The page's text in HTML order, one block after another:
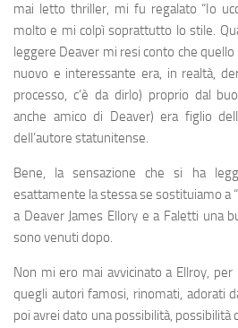
mai letto thriller, mi fu regalato “Io
molto e mi colpì soprattutto lo stile.
leggere Deaver mi resi conto che
nuovo e interessante era, in realtà,
processo, c’è da dirlo) proprio dal
anche amico di Deaver) era figlio
dell’autore statunitense.
Bene, la sensazione che si ha
esattamente la stessa se sostituiamo a
a Deaver James Ellory e a Faletti una
sono venuti dopo.
Non mi ero mai avvicinato a Ellroy,
quegli autori famosi, rinomati, adorati
poi avrei dato una possibilità, possibilità